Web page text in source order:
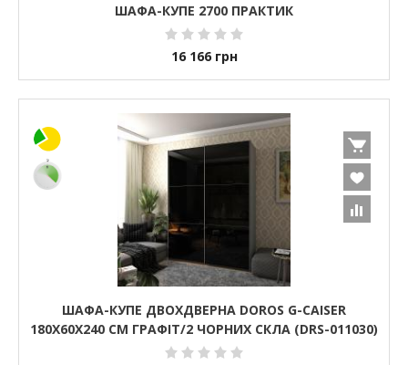
ШАФА-КУПЕ 2700 ПРАКТИК
16 166 грн
ШАФА-КУПЕ ДВОХДВЕРНА DOROS G-CAISER
180Х60Х240 СМ ГРАФІТ/2 ЧОРНИХ СКЛА (DRS-011030)